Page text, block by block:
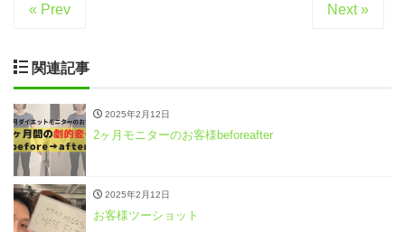
« Prev Next »
関連記事
2025年2月12日
2ヶ月モニターのお客様beforeafter
2025年2月12日
お客様ツーショット